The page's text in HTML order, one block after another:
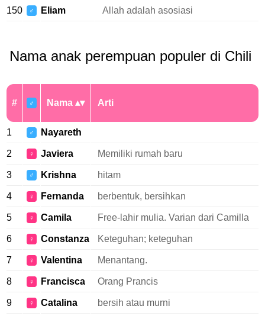
150 ♂ Eliam Allah adalah asosiasi
Nama anak perempuan populer di Chili
# ♂ Nama Arti
1 ♂ Nayareth
2 ♀ Javiera Memiliki rumah baru
3 ♂ Krishna hitam
4 ♀ Fernanda berbentuk, bersihkan
5 ♀ Camila Free-lahir mulia. Varian dari Camilla
6 ♀ Constanza Keteguhan; keteguhan
7 ♀ Valentina Menantang.
8 ♀ Francisca Orang Prancis
9 ♀ Catalina bersih atau murni